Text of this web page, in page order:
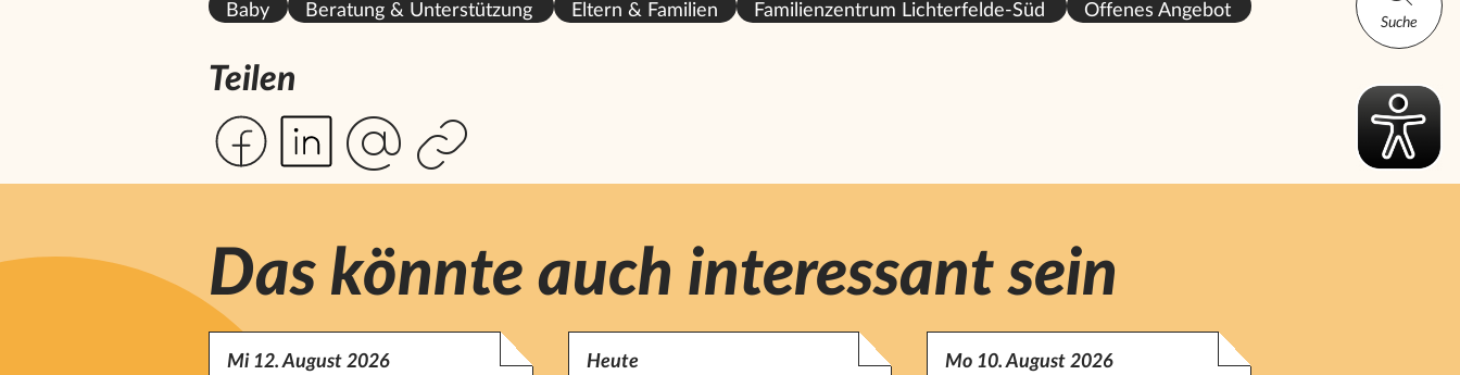
Suche
Baby Beratung & Unterstützung Eltern & Familien Familienzentrum Lichterfelde-Süd Offenes Angebot
Teilen
Das könnte auch interessant sein
Mi 12. August 2026
Heute
Mo 10. August 2026